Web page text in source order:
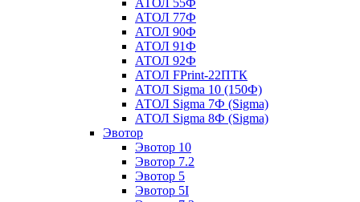
АТОЛ 55Ф
АТОЛ 77Ф
АТОЛ 90Ф
АТОЛ 91Ф
АТОЛ 92Ф
АТОЛ FPrint-22ПТК
АТОЛ Sigma 10 (150Ф)
АТОЛ Sigma 7Ф (Sigma)
АТОЛ Sigma 8Ф (Sigma)
Эвотор
Эвотор 10
Эвотор 7.2
Эвотор 5
Эвотор 5I